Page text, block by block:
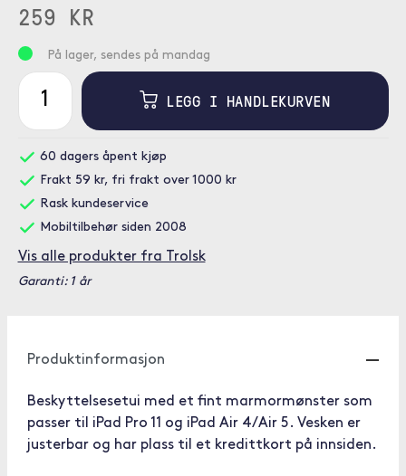
259 KR
På lager, sendes på mandag
LEGG I HANDLEKURVEN
60 dagers åpent kjøp
Frakt 59 kr, fri frakt over 1000 kr
Rask kundeservice
Mobiltilbehør siden 2008
Vis alle produkter fra Trolsk
Garanti: 1 år
Produktinformasjon
Beskyttelsesetui med et fint marmormønster som
passer til iPad Pro 11 og iPad Air 4/Air 5. Vesken er
justerbar og har plass til et kredittkort på innsiden.